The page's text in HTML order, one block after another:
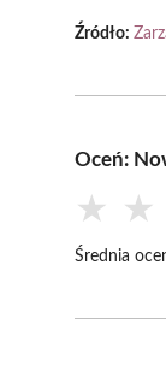
Źródło:
Oceń:
★ ★
Średnia